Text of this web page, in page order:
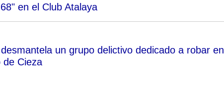
en el Club Atalaya
un grupo delictivo dedicado a robar en
de Cieza